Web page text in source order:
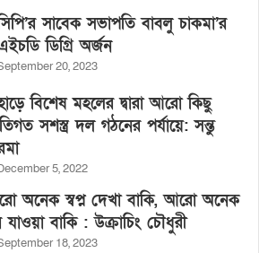
সাবেক সভাপতি বাবলু চাকমা’র
ডিগ্রি অর্জন
20, 2023
বিশেষ মহলের দ্বারা আরো কিছু
সশস্ত্র দল গঠনের পর্যায়ে: সন্তু
5, 2022
অনেক স্বপ্ন দেখা বাকি, আরো অনেক
বাকি : উক্রাচিং চৌধুরী
18, 2023